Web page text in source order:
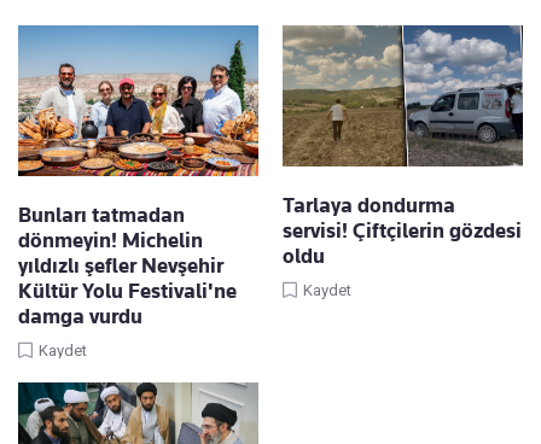
Bunları tatmadan
dönmeyin! Michelin
yıldızlı şefler Nevşehir
Kültür Yolu Festivali'ne
damga vurdu
Kaydet
Tarlaya dondurma
servisi! Çiftçilerin gözdesi
oldu
Kaydet